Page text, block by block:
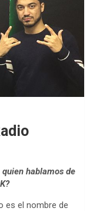
hablamos de
es el nombre de